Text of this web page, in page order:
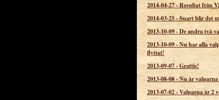
2014-04-27-Resultat från
2014-03-25-Snart blir det
2013-10-09-De andra två
2013-10-09-Nu har alla
flyttat!
2013-09-07-Grattis!
2013-08-08-Nu är
2013-07-02-Valparna är 2